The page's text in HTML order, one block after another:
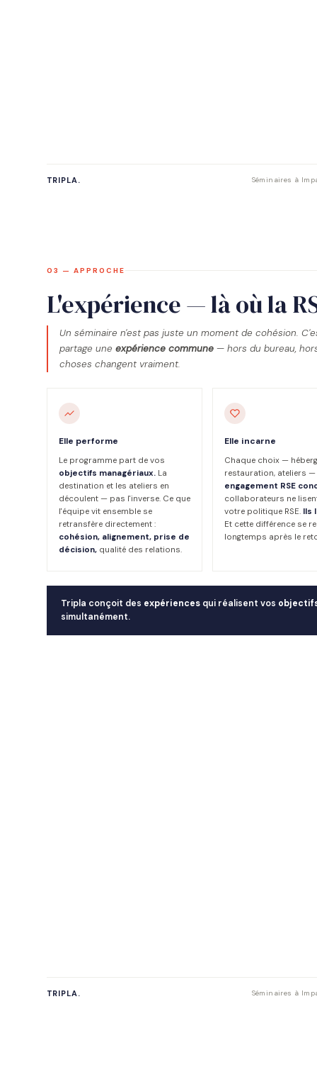
TRIPLA. Séminaires à
03 — APPROCHE
L'expérience — là où la
Un séminaire n'est pas juste un moment de cohésion.
partage une expérience commune— hors du bureau,
choses changent vraiment.
Elle performe
Le programme part de vos
objectifs managériaux.La
destination et les ateliers en
découlent — pas l'inverse. Ce que
l'équipe vit ensemble se
retransfère directement :
cohésion, alignement, prise de
décision,qualité des relations.
Elle incarne
Chaque choix —
restauration, ateliers —
engagement RSE
collaborateurs ne
votre politique RSE. Ils
Et cette différence se
longtemps après le
Tripla conçoit des expériencesqui réalisent vos
simultanément.
TRIPLA. Séminaires à